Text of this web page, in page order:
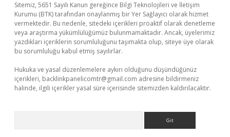
Sitemiz, 5651 Sayılı Kanun gereğince Bilgi Teknolojileri ve İletişim
Kurumu (BTK) tarafından onaylanmış bir Yer Sağlayıcı olarak hizmet
vermektedir. Bu nedenle, sitedeki içerikleri proaktif olarak denetleme
veya araştırma yükümlülüğümüz bulunmamaktadır. Ancak, üyelerimiz
yazdıkları içeriklerin sorumluluğunu taşımakta olup, siteye üye olarak
bu sorumluluğu kabul etmiş sayılırlar.
Hukuka ve yasal düzenlemelere aykırı olduğunu düşündüğünüz
içerikleri, backlinkpanelicomtr@gmail.com adresine bildirmeniz
halinde, ilgili içerikler yasal süre içerisinde sitemizden kaldırılacaktır.